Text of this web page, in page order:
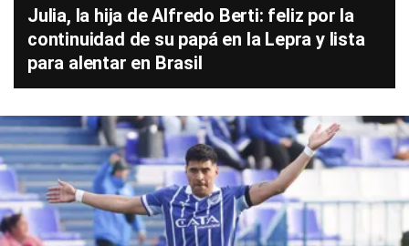
Julia, la hija de Alfredo Berti: feliz por la
continuidad de su papá en la Lepra y lista
para alentar en Brasil